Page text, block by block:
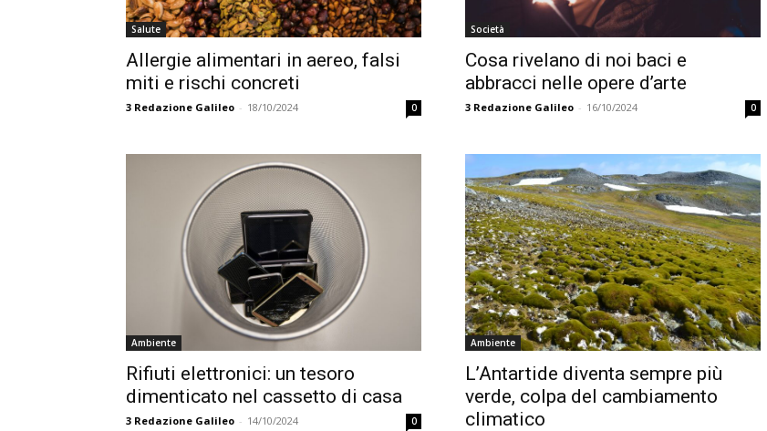
Salute
Allergie alimentari in aereo, falsi
miti e rischi concreti
3 Redazione Galileo - 18/10/2024 0
Società
Cosa rivelano di noi baci e
abbracci nelle opere d’arte
3 Redazione Galileo - 16/10/2024 0
Ambiente
Rifiuti elettronici: un tesoro
dimenticato nel cassetto di casa
3 Redazione Galileo - 14/10/2024 0
Ambiente
L’Antartide diventa sempre più
verde, colpa del cambiamento
climatico